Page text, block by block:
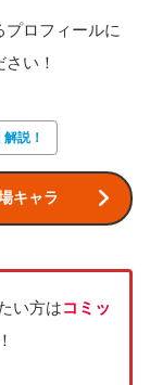
ロフィールに
い！
説！
キャラ
い方はコミッ